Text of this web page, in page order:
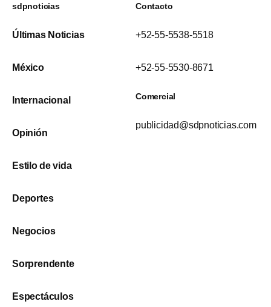
sdpnoticias
Últimas Noticias
México
Internacional
Opinión
Estilo de vida
Deportes
Negocios
Sorprendente
Espectáculos
Contacto
+52-55-5538-5518
+52-55-5530-8671
Comercial
publicidad@sdpnoticias.com